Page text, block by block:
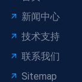
新闻中心
技术支持
联系我们
Sitemap